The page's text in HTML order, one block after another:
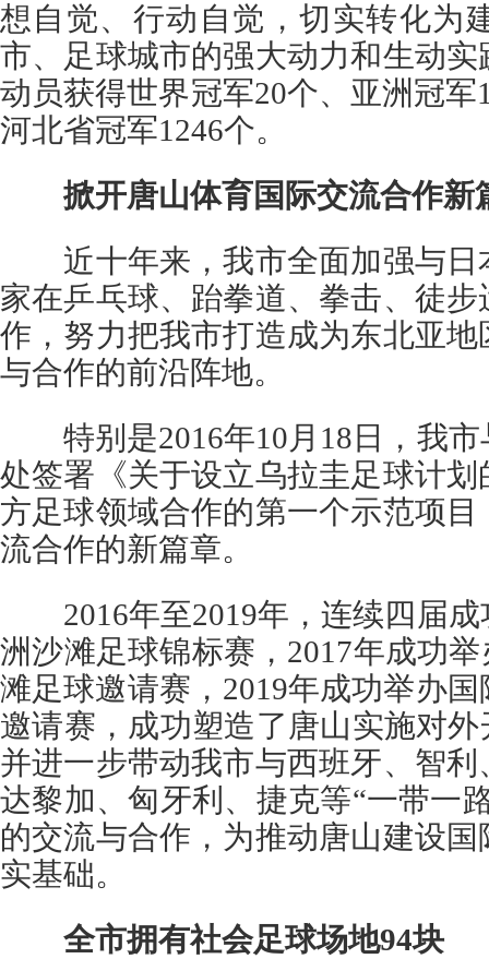
想自觉、行动自觉，切实转化为
市、足球城市的强大动力和生动
动员获得世界冠军20个、亚洲冠
河北省冠军1246个。
掀开唐山体育国际交流合作新
近十年来，我市全面加强与日
家在乒乓球、跆拳道、拳击、徒
作，努力把我市打造成为东北亚
与合作的前沿阵地。
特别是2016年10月18日，我市
处签署《关于设立乌拉圭足球计
方足球领域合作的第一个示范项
流合作的新篇章。
2016年至2019年，连续四届
洲沙滩足球锦标赛，2017年成功
滩足球邀请赛，2019年成功举办
邀请赛，成功塑造了唐山实施对
并进一步带动我市与西班牙、智
达黎加、匈牙利、捷克等“一带一
的交流与合作，为推动唐山建设
实基础。
全市拥有社会足球场地94块